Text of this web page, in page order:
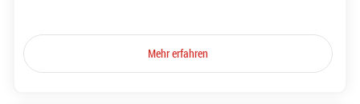
Mehr erfahren